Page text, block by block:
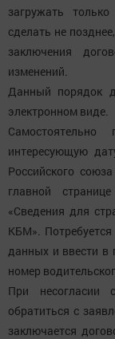
загружать
сделать не
заключения
изменений.
Данный порядок
электронном виде.
интересующую
Российского
главной
«Сведения для
КБМ».
данных и ввести
номер
При
обратиться с
заключается